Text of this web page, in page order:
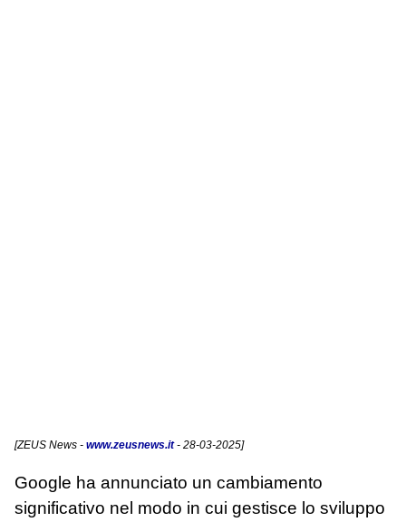
[ZEUS News - www.zeusnews.it- 28-03-2025]
Google ha annunciato un cambiamento
significativo nel modo in cui gestisce lo sviluppo